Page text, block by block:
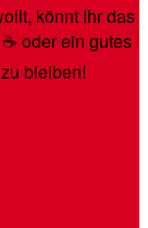
könnt Ihr das
oder ein gutes
bleiben!